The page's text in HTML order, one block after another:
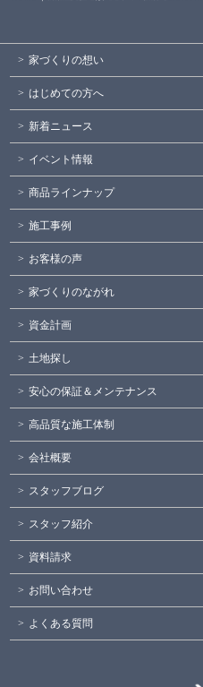
家づくりの想い
はじめての方へ
新着ニュース
イベント情報
商品ラインナップ
施工事例
お客様の声
家づくりのながれ
資金計画
土地探し
安心の保証＆メンテナンス
高品質な施工体制
会社概要
スタッフブログ
スタッフ紹介
資料請求
お問い合わせ
よくある質問